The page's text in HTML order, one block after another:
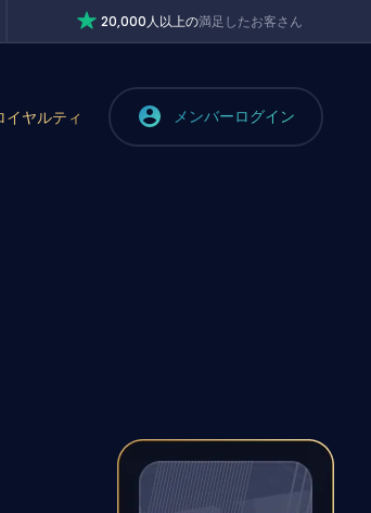
20,000人以上の満足したお客さん
イヤルティ メンバーログイン